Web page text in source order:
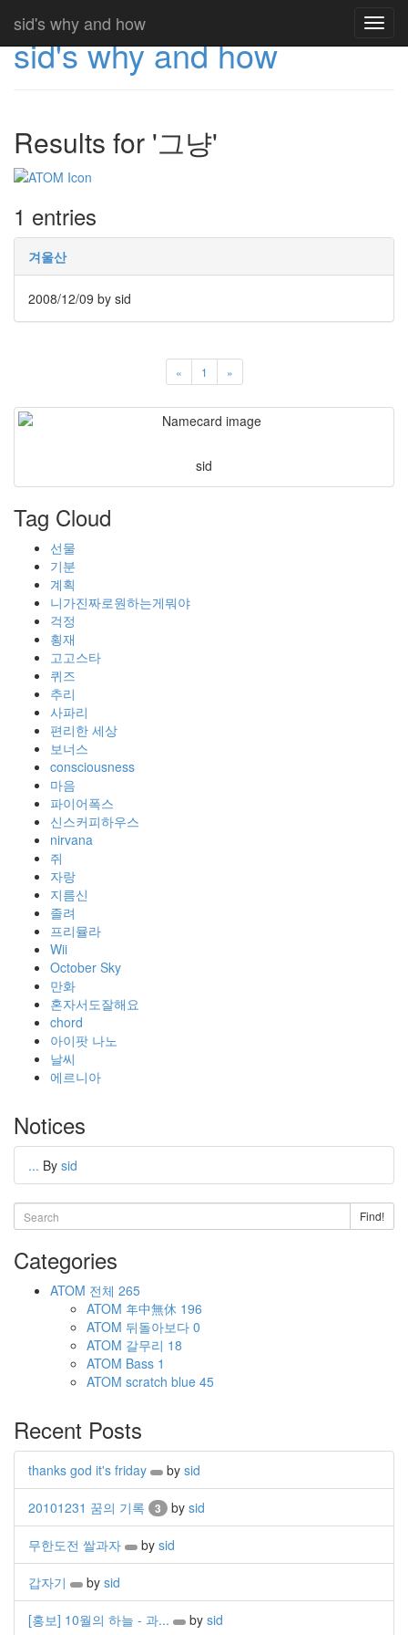
sid's why and how
sid's why and how
Results for '그냥'
1 entries
겨울산
2008/12/09 by sid
« 1 »
sid
Tag Cloud
선물
기분
계획
니가진짜로원하는게뭐야
걱정
횡재
고고스타
퀴즈
추리
사파리
편리한 세상
보너스
consciousness
마음
파이어폭스
신스커피하우스
nirvana
쥐
자랑
지름신
졸려
프리뮬라
Wii
October Sky
만화
혼자서도잘해요
chord
아이팟 나노
날씨
에르니아
Notices
... By sid
Find!
Categories
ATOM 전체 265
ATOM 年中無休 196
ATOM 뒤돌아보다 0
ATOM 갈무리 18
ATOM Bass 1
ATOM scratch blue 45
Recent Posts
thanks god it's friday by sid
20101231 꿈의 기록 3 by sid
무한도전 쌀과자 by sid
갑자기 by sid
[홍보] 10월의 하늘 - 과... by sid